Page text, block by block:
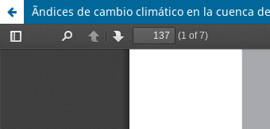
Ãndices de cambio climático en la cuenca